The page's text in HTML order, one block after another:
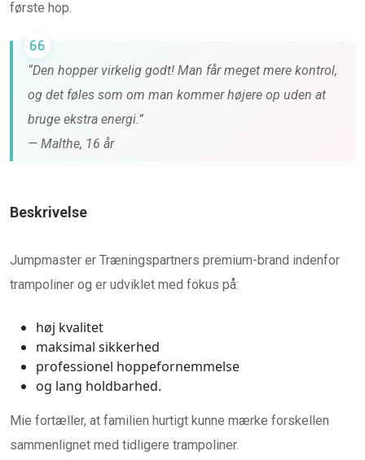
første hop.
“Den hopper virkelig godt! Man får meget mere kontrol,
og det føles som om man kommer højere op uden at
bruge ekstra energi.”
— Malthe, 16 år
Beskrivelse
Jumpmaster er Træningspartners premium-brand indenfor
trampoliner og er udviklet med fokus på:
høj kvalitet
maksimal sikkerhed
professionel hoppefornemmelse
og lang holdbarhed.
Mie fortæller, at familien hurtigt kunne mærke forskellen
sammenlignet med tidligere trampoliner.